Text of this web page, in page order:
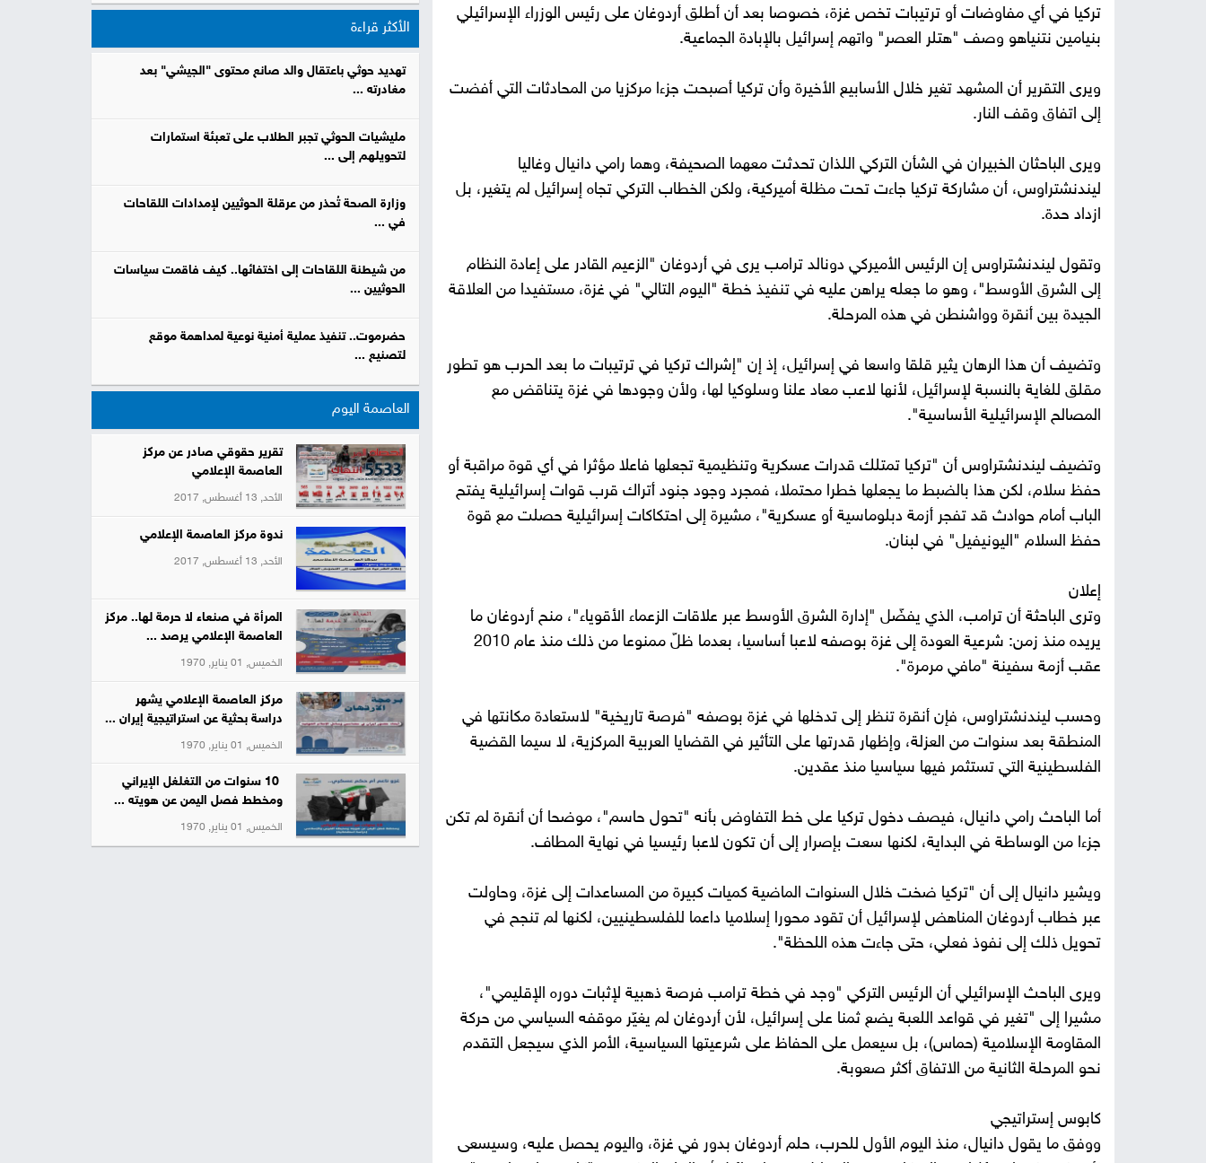
تركيا في أي مفاوضات أو ترتيبات تخص غزة، خصوصا بعد أن أطلق أردوغان على رئيس الوزراء الإسرائيلي
بنيامين نتنياهو وصف "هتلر العصر" واتهم إسرائيل بالإبادة الجماعية.
ويرى التقرير أن المشهد تغير خلال الأسابيع الأخيرة وأن تركيا أصبحت جزءا مركزيا من المحادثات التي أفضت
إلى اتفاق وقف النار.
ويرى الباحثان الخبيران في الشأن التركي اللذان تحدثت معهما الصحيفة، وهما رامي دانيال وغاليا
ليندنشتراوس، أن مشاركة تركيا جاءت تحت مظلة أميركية، ولكن الخطاب التركي تجاه إسرائيل لم يتغير، بل
ازداد حدة.
وتقول ليندنشتراوس إن الرئيس الأميركي دونالد ترامب يرى في أردوغان "الزعيم القادر على إعادة النظام
إلى الشرق الأوسط"، وهو ما جعله يراهن عليه في تنفيذ خطة "اليوم التالي" في غزة، مستفيدا من العلاقة
الجيدة بين أنقرة وواشنطن في هذه المرحلة.
وتضيف أن هذا الرهان يثير قلقا واسعا في إسرائيل، إذ إن "إشراك تركيا في ترتيبات ما بعد الحرب هو تطور
مقلق للغاية بالنسبة لإسرائيل، لأنها لاعب معاد علنا وسلوكيا لها، ولأن وجودها في غزة يتناقض مع
المصالح الإسرائيلية الأساسية".
وتضيف ليندنشتراوس أن "تركيا تمتلك قدرات عسكرية وتنظيمية تجعلها فاعلا مؤثرا في أي قوة مراقبة أو
حفظ سلام، لكن هذا بالضبط ما يجعلها خطرا محتملا، فمجرد وجود جنود أتراك قرب قوات إسرائيلية يفتح
الباب أمام حوادث قد تفجر أزمة دبلوماسية أو عسكرية"، مشيرة إلى احتكاكات إسرائيلية حصلت مع قوة
حفظ السلام "اليونيفيل" في لبنان.
إعلان
وترى الباحثة أن ترامب، الذي يفضّل "إدارة الشرق الأوسط عبر علاقات الزعماء الأقوياء"، منح أردوغان ما
يريده منذ زمن: شرعية العودة إلى غزة بوصفه لاعبا أساسيا، بعدما ظلّ ممنوعا من ذلك منذ عام 2010
عقب أزمة سفينة "مافي مرمرة".
وحسب ليندنشتراوس، فإن أنقرة تنظر إلى تدخلها في غزة بوصفه "فرصة تاريخية" لاستعادة مكانتها في
المنطقة بعد سنوات من العزلة، وإظهار قدرتها على التأثير في القضايا العربية المركزية، لا سيما القضية
الفلسطينية التي تستثمر فيها سياسيا منذ عقدين.
أما الباحث رامي دانيال، فيصف دخول تركيا على خط التفاوض بأنه "تحول حاسم"، موضحا أن أنقرة لم تكن
جزءا من الوساطة في البداية، لكنها سعت بإصرار إلى أن تكون لاعبا رئيسيا في نهاية المطاف.
ويشير دانيال إلى أن "تركيا ضخت خلال السنوات الماضية كميات كبيرة من المساعدات إلى غزة، وحاولت
عبر خطاب أردوغان المناهض لإسرائيل أن تقود محورا إسلاميا داعما للفلسطينيين، لكنها لم تنجح في
تحويل ذلك إلى نفوذ فعلي، حتى جاءت هذه اللحظة".
ويرى الباحث الإسرائيلي أن الرئيس التركي "وجد في خطة ترامب فرصة ذهبية لإثبات دوره الإقليمي"،
مشيرا إلى "تغير في قواعد اللعبة يضع ثمنا على إسرائيل، لأن أردوغان لم يغيّر موقفه السياسي من حركة
المقاومة الإسلامية (حماس)، بل سيعمل على الحفاظ على شرعيتها السياسية، الأمر الذي سيجعل التقدم
نحو المرحلة الثانية من الاتفاق أكثر صعوبة.
كابوس إستراتيجي
ووفق ما يقول دانيال، منذ اليوم الأول للحرب، حلم أردوغان بدور في غزة، واليوم يحصل عليه، وسيسعى
الأكثر قراءة
تهديد حوثي باعتقال والد صانع محتوى "الجيشي" بعد
مغادرته ...
مليشيات الحوثي تجبر الطلاب على تعبئة استمارات
لتحويلهم إلى ...
وزارة الصحة تُحذر من عرقلة الحوثيين لإمدادات اللقاحات
في ...
من شيطنة اللقاحات إلى اختفائها.. كيف فاقمت سياسات
الحوثيين ...
حضرموت.. تنفيذ عملية أمنية نوعية لمداهمة موقع
لتصنيع ...
العاصمة اليوم
تقرير حقوقي صادر عن مركز
العاصمة الإعلامي
الأحد, 13 أغسطس, 2017
ندوة مركز العاصمة الإعلامي
الأحد, 13 أغسطس, 2017
المرأة في صنعاء لا حرمة لها.. مركز
العاصمة الإعلامي يرصد ...
الخميس, 01 يناير, 1970
مركز العاصمة الإعلامي يشهر
دراسة بحثية عن استراتيجية إيران ...
الخميس, 01 يناير, 1970
10 سنوات من التغلغل الإيراني
ومخطط فصل اليمن عن هويته ...
الخميس, 01 يناير, 1970